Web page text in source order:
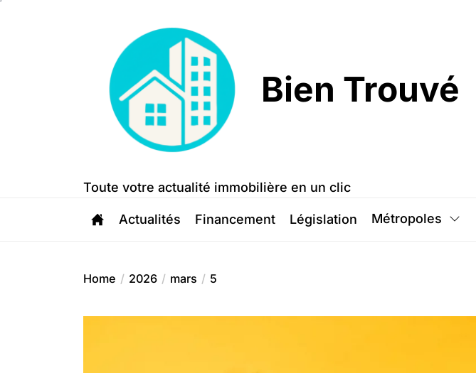
Bien
Trouvé
Bien Trouvé
Toute votre actualité immobilière en un clic
Actualités Financement Législation Métropoles
Home 2026 mars 5